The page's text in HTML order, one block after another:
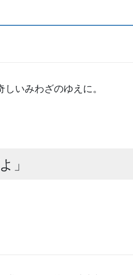
いみわざのゆえに。
」